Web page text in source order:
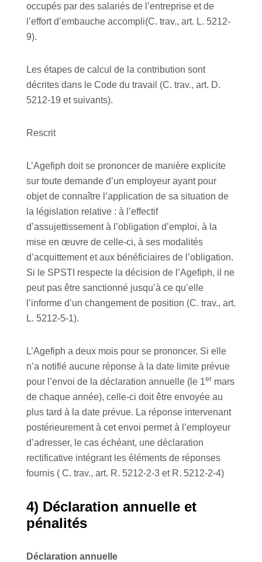
occupés par des salariés de l’entreprise et de
l’effort d’embauche accompli(C. trav., art. L. 5212-
9).
Les étapes de calcul de la contribution sont
décrites dans le Code du travail (C. trav., art. D.
5212-19 et suivants).
Rescrit
L’Agefiph doit se prononcer de manière explicite
sur toute demande d’un employeur ayant pour
objet de connaître l’application de sa situation de
la législation relative : à l’effectif
d’assujettissement à l’obligation d’emploi, à la
mise en œuvre de celle-ci, à ses modalités
d’acquittement et aux bénéficiaires de l’obligation.
Si le SPSTI respecte la décision de l’Agefiph, il ne
peut pas être sanctionné jusqu’à ce qu’elle
l’informe d’un changement de position (C. trav., art.
L. 5212-5-1).
L’Agefiph a deux mois pour se prononcer. Si elle
n’a notifié aucune réponse à la date limite prévue
pour l’envoi de la déclaration annuelle (le 1er mars
de chaque année), celle-ci doit être envoyée au
plus tard à la date prévue. La réponse intervenant
postérieurement à cet envoi permet à l’employeur
d’adresser, le cas échéant, une déclaration
rectificative intégrant les éléments de réponses
fournis ( C. trav., art. R. 5212-2-3 et R. 5212-2-4)
4) Déclaration annuelle et
pénalités
Déclaration annuelle